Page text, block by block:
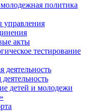
политика
управления
акты
тестирование
деятельность
детей и молодежи